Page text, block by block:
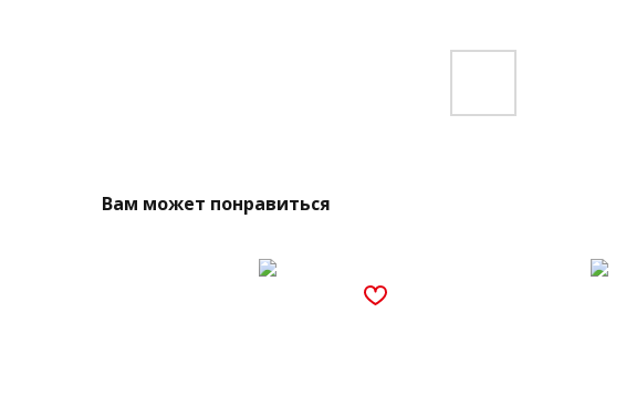
Вам может понравиться